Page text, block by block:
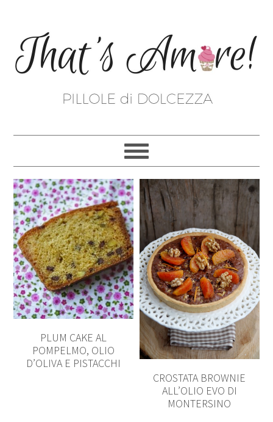
PLUM CAKE AL
POMPELMO, OLIO
D’OLIVA E PISTACCHI
CROSTATA BROWNIE
ALL’OLIO EVO DI
MONTERSINO